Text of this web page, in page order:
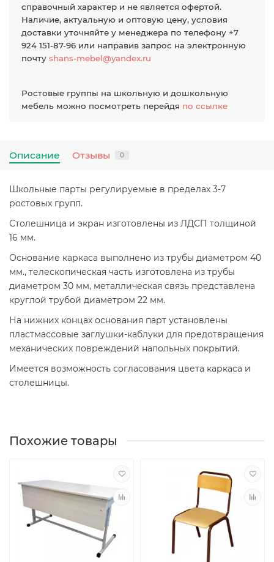
справочный характер и не является офертой.
Наличие, актуальную и оптовую цену, условия
доставки уточняйте у менеджера по телефону +7
924 151-87-96 или направив запрос на электронную
почту shans-mebel@yandex.ru
Ростовые группы на школьную и дошкольную
мебель можно посмотреть перейдя по ссылке
Описание Отзывы 0
Школьные парты регулируемые в пределах 3-7
ростовых групп.
Столешница и экран изготовлены из ЛДСП толщиной
16 мм.
Основание каркаса выполнено из трубы диаметром 40
мм., телескопическая часть изготовлена из трубы
диаметром 30 мм, металлическая связь представлена
круглой трубой диаметром 22 мм.
На нижних концах основания парт установлены
пластмассовые заглушки-каблуки для предотвращения
механических повреждений напольных покрытий.
Имеется возможность согласования цвета каркаса и
столешницы.
Похожие товары